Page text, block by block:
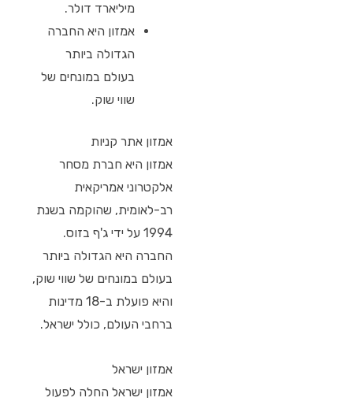
מיליארד דולר.
אמזון היא החברה
הגדולה ביותר
בעולם במונחים של
שווי שוק.
אמזון אתר קניות
אמזון היא חברת מסחר
אלקטרוני אמריקאית
רב-לאומית, שהוקמה בשנת
1994 על ידי ג'ף בזוס.
החברה היא הגדולה ביותר
בעולם במונחים של שווי שוק,
והיא פועלת ב-18 מדינות
ברחבי העולם, כולל ישראל.
אמזון ישראל
אמזון ישראל החלה לפעול